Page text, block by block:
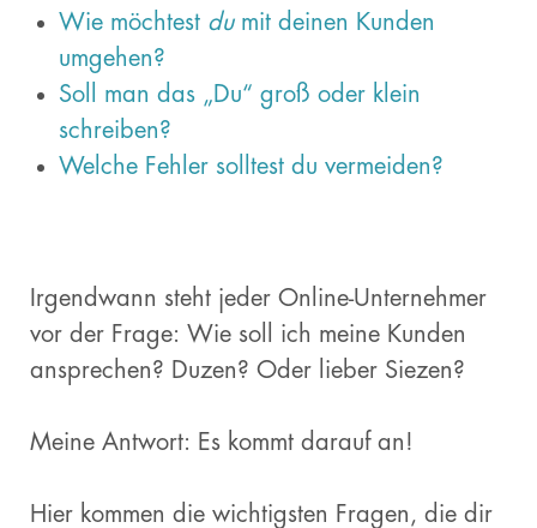
Wie möchtest dumit deinen Kunden
umgehen?
Soll man das „Du“ groß oder klein
schreiben?
Welche Fehler solltest du vermeiden?
Irgendwann steht jeder Online-Unternehmer
vor der Frage: Wie soll ich meine Kunden
ansprechen? Duzen? Oder lieber Siezen?
Meine Antwort: Es kommt darauf an!
Hier kommen die wichtigsten Fragen, die dir